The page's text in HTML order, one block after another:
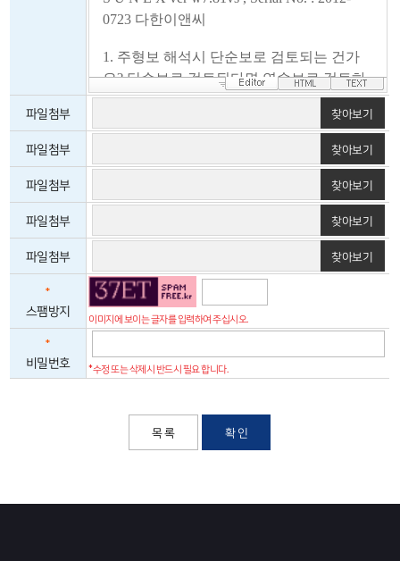
파일첨부
찾아보기
복공.dat
삭제
파일첨부 찾아보기
파일첨부 찾아보기
파일첨부 찾아보기
파일첨부 찾아보기
*
스팸방지
이미지에 보이는 글자를 입력하여 주십시오.
*
비밀번호
*수정 또는 삭제시 반드시 필요 합니다.
목 록 확 인